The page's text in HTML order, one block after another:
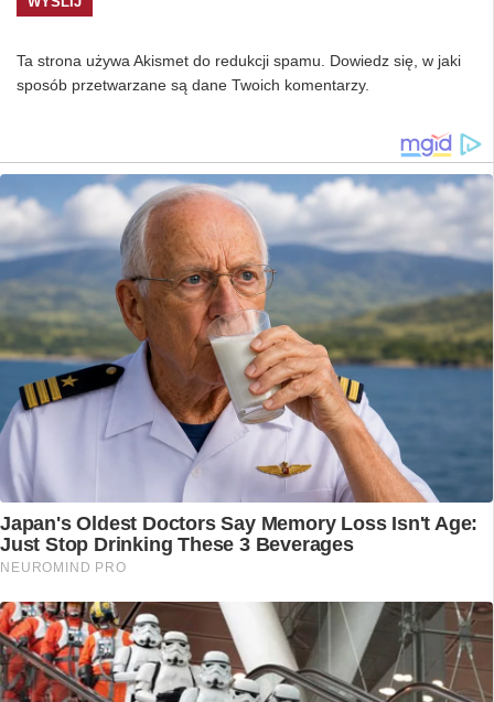
Ta strona używa Akismet do redukcji spamu. Dowiedz się, w jaki
sposób przetwarzane są dane Twoich komentarzy.